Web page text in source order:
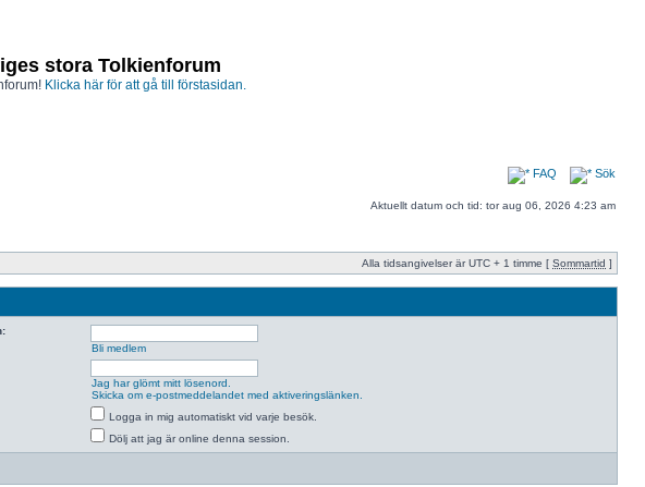
stora Tolkienforum
Klicka här för att gå till förstasidan.
FAQ Sök
Aktuellt datum och tid: tor aug 06, 2026 4:23 am
Alla tidsangivelser är UTC + 1 timme [ Sommartid ]
Bli medlem
Jag har glömt mitt lösenord.
Skicka om e-postmeddelandet med aktiveringslänken.
Logga in mig automatiskt vid varje besök.
Dölj att jag är online denna session.